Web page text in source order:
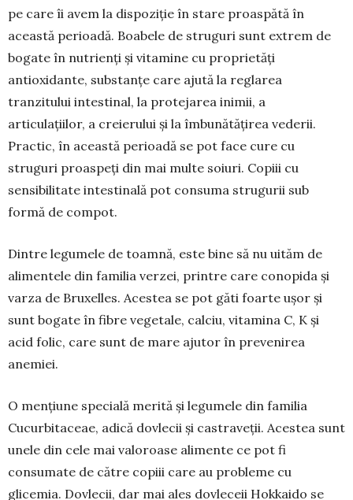
pe care îi avem la dispoziție în stare proaspătă în
această perioadă. Boabele de struguri sunt extrem de
bogate în nutrienți și vitamine cu pro­prietăți
antioxidante, substanțe care ajută la reglarea
tranzitului intestinal, la protejarea inimii, a
articulațiilor, a creierului și la îmbunătățirea vederii.
Practic, în această perioadă se pot face cure cu
struguri proaspeți din mai multe soiuri. Copiii cu
sensibilitate intestinală pot consuma strugurii sub
formă de compot.
Dintre legumele de toamnă, este bine să nu uităm de
alimentele din familia verzei, printre care conopida și
varza de Bruxelles. Acestea se pot găti foarte ușor și
sunt bogate în fibre vegetale, calciu, vitamina C, K și
acid folic, care sunt de mare aju­tor în prevenirea
anemiei.
O mențiune specială merită și legumele din familia
Cucurbitaceae, adică dovlecii și castra­veții. Acestea sunt
unele din cele mai valoroase ali­mente ce pot fi
consumate de către copiii care au probleme cu
glicemia. Dovlecii, dar mai ales dovle­ceii Hokkaido se